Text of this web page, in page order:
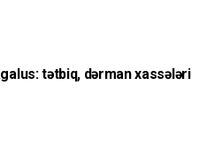
tətbiq, dərman xassələri